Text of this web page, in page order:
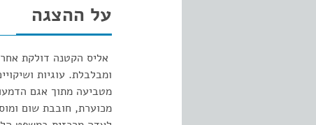
על ההצגה
אליס הקטנה דולקת
ומבלבלת. עוגיות
מטביעה מתוך אגם
מכוערת, חובבת שום